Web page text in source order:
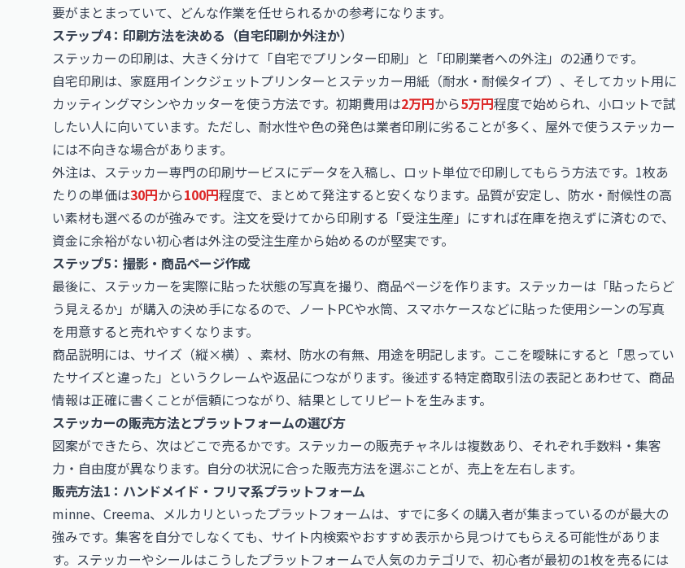
要がまとまっていて、どんな作業を任せられるかの参考になります。
ステップ4：印刷方法を決める（自宅印刷か外注か）
ステッカーの印刷は、大きく分けて「自宅でプリンター印刷」と「印刷業者への外注」の2通りです。
自宅印刷は、家庭用インクジェットプリンターとステッカー用紙（耐水・耐候タイプ）、そしてカット用に
カッティングマシンやカッターを使う方法です。初期費用は2万円から5万円程度で始められ、小ロットで試
したい人に向いています。ただし、耐水性や色の発色は業者印刷に劣ることが多く、屋外で使うステッカー
には不向きな場合があります。
外注は、ステッカー専門の印刷サービスにデータを入稿し、ロット単位で印刷してもらう方法です。1枚あ
たりの単価は30円から100円程度で、まとめて発注すると安くなります。品質が安定し、防水・耐候性の高
い素材も選べるのが強みです。注文を受けてから印刷する「受注生産」にすれば在庫を抱えずに済むので、
資金に余裕がない初心者は外注の受注生産から始めるのが堅実です。
ステップ5：撮影・商品ページ作成
最後に、ステッカーを実際に貼った状態の写真を撮り、商品ページを作ります。ステッカーは「貼ったらど
う見えるか」が購入の決め手になるので、ノートPCや水筒、スマホケースなどに貼った使用シーンの写真
を用意すると売れやすくなります。
商品説明には、サイズ（縦×横）、素材、防水の有無、用途を明記します。ここを曖昧にすると「思ってい
たサイズと違った」というクレームや返品につながります。後述する特定商取引法の表記とあわせて、商品
情報は正確に書くことが信頼につながり、結果としてリピートを生みます。
ステッカーの販売方法とプラットフォームの選び方
図案ができたら、次はどこで売るかです。ステッカーの販売チャネルは複数あり、それぞれ手数料・集客
力・自由度が異なります。自分の状況に合った販売方法を選ぶことが、売上を左右します。
販売方法1：ハンドメイド・フリマ系プラットフォーム
minne、Creema、メルカリといったプラットフォームは、すでに多くの購入者が集まっているのが最大の
強みです。集客を自分でしなくても、サイト内検索やおすすめ表示から見つけてもらえる可能性がありま
す。ステッカーやシールはこうしたプラットフォームで人気のカテゴリで、初心者が最初の1枚を売るには